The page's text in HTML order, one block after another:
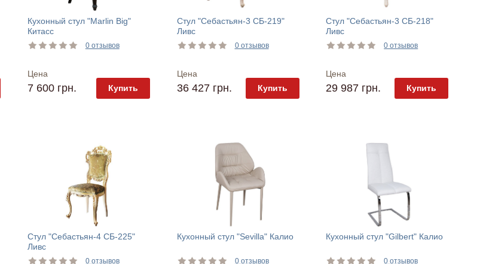
Кухонный стул "Marlin Big"
Китасс
0 отзывов
Цена
7 600 грн. Купить
Стул "Себастьян-3 СБ-219"
Ливс
0 отзывов
Цена
36 427 грн. Купить
Стул "Себастьян-3 СБ-218"
Ливс
0 отзывов
Цена
29 987 грн. Купить
Стул "Себастьян-4 СБ-225"
Ливс
0 отзывов
Кухонный стул "Sevilla" Калио
0 отзывов
Кухонный стул "Gilbert" Калио
0 отзывов